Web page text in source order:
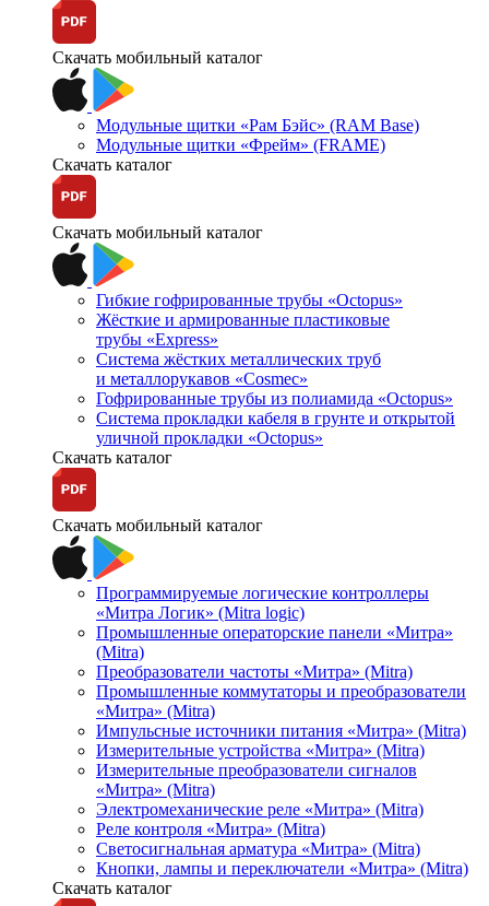
Скачать мобильный каталог
Модульные щитки «Рам Бэйс» (RAM Base)
Модульные щитки «Фрейм» (FRAME)
Скачать каталог
Скачать мобильный каталог
Гибкие гофрированные трубы «Octopus»
Жёсткие и армированные пластиковые
трубы «Express»
Система жёстких металлических труб
и металлорукавов «Cosmec»
Гофрированные трубы из полиамида «Octopus»
Система прокладки кабеля в грунте и открытой
уличной прокладки «Octopus»
Скачать каталог
Скачать мобильный каталог
Программируемые логические контроллеры
«Митра Логик» (Mitra logic)
Промышленные операторские панели «Митра»
(Mitra)
Преобразователи частоты «Митра» (Mitra)
Промышленные коммутаторы и преобразователи
«Митра» (Mitra)
Импульсные источники питания «Митра» (Mitra)
Измерительные устройства «Митра» (Mitra)
Измерительные преобразователи сигналов
«Митра» (Mitra)
Электромеханические реле «Митра» (Mitra)
Реле контроля «Митра» (Mitra)
Светосигнальная арматура «Митра» (Mitra)
Кнопки, лампы и переключатели «Митра» (Mitra)
Скачать каталог